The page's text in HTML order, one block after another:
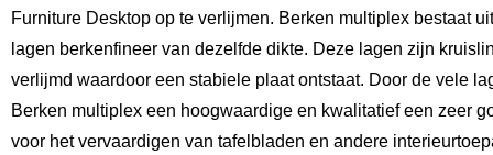
Furniture Desktop op te verlijmen. Berken multiplex bestaat
lagen berkenfineer van dezelfde dikte. Deze lagen zijn
verlijmd waardoor een stabiele plaat ontstaat. Door de vele
Berken multiplex een hoogwaardige en kwalitatief een zeer
voor het vervaardigen van tafelbladen en andere